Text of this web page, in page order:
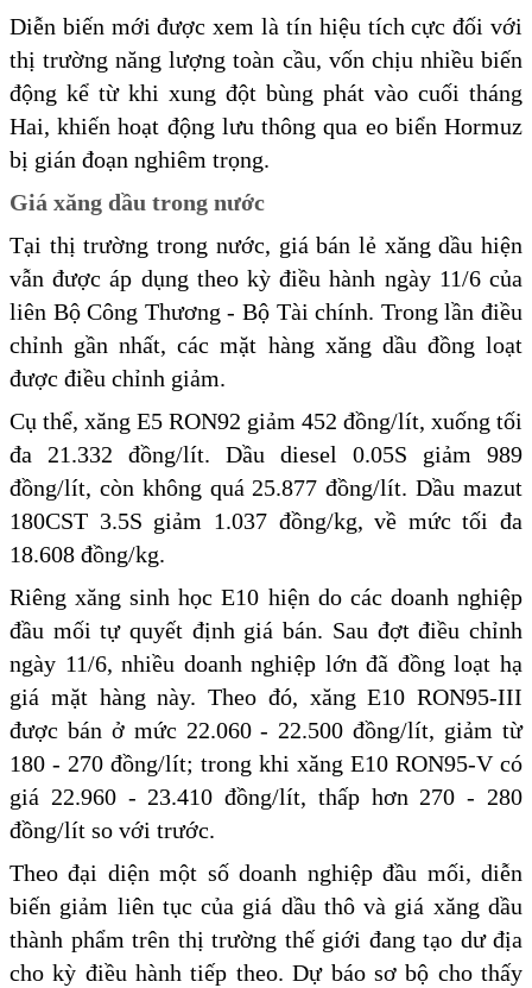
Diễn biến mới được xem là tín hiệu tích cực đối với
thị trường năng lượng toàn cầu, vốn chịu nhiều biến
động kể từ khi xung đột bùng phát vào cuối tháng
Hai, khiến hoạt động lưu thông qua eo biển Hormuz
bị gián đoạn nghiêm trọng.
Giá xăng dầu trong nước
Tại thị trường trong nước, giá bán lẻ xăng dầu hiện
vẫn được áp dụng theo kỳ điều hành ngày 11/6 của
liên Bộ Công Thương - Bộ Tài chính. Trong lần điều
chỉnh gần nhất, các mặt hàng xăng dầu đồng loạt
được điều chỉnh giảm.
Cụ thể, xăng E5 RON92 giảm 452 đồng/lít, xuống tối
đa 21.332 đồng/lít. Dầu diesel 0.05S giảm 989
đồng/lít, còn không quá 25.877 đồng/lít. Dầu mazut
180CST 3.5S giảm 1.037 đồng/kg, về mức tối đa
18.608 đồng/kg.
Riêng xăng sinh học E10 hiện do các doanh nghiệp
đầu mối tự quyết định giá bán. Sau đợt điều chỉnh
ngày 11/6, nhiều doanh nghiệp lớn đã đồng loạt hạ
giá mặt hàng này. Theo đó, xăng E10 RON95-III
được bán ở mức 22.060 - 22.500 đồng/lít, giảm từ
180 - 270 đồng/lít; trong khi xăng E10 RON95-V có
giá 22.960 - 23.410 đồng/lít, thấp hơn 270 - 280
đồng/lít so với trước.
Theo đại diện một số doanh nghiệp đầu mối, diễn
biến giảm liên tục của giá dầu thô và giá xăng dầu
thành phẩm trên thị trường thế giới đang tạo dư địa
cho kỳ điều hành tiếp theo. Dự báo sơ bộ cho thấy